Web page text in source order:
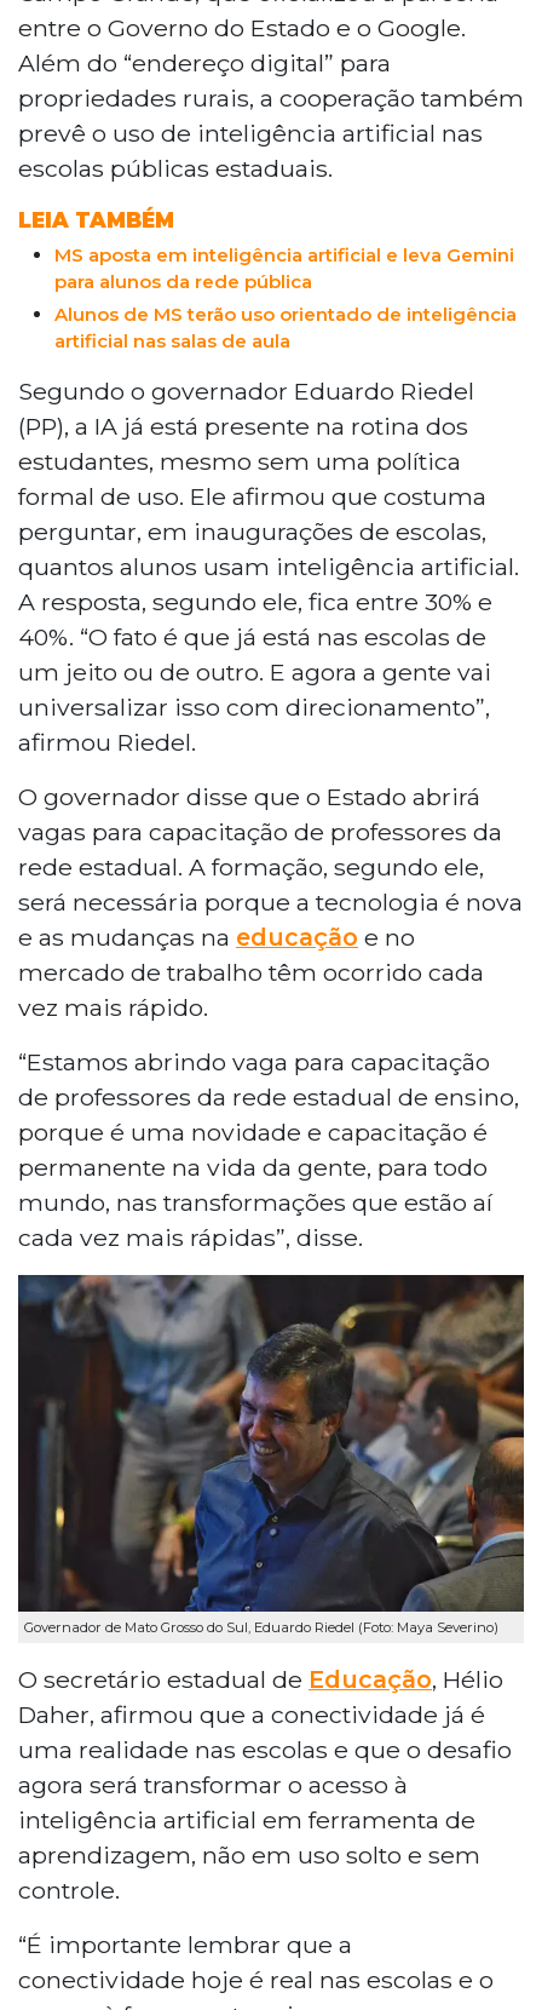
IA será usada de forma orientada pelos
professores, não livremente pelos alunos,
e o celular poderá ser utilizado nesse
contexto. O Estado abrirá vagas para
capacitar docentes. O Google garantiu
que os dados dos alunos são protegidos
conforme a legislação brasileira.
entre o Governo do Estado e o Google.
Além do “endereço digital” para
propriedades rurais, a cooperação também
prevê o uso de inteligência artificial nas
escolas públicas estaduais.
LEIA TAMBÉM
MS aposta em inteligência artificial e leva Gemini
para alunos da rede pública
Alunos de MS terão uso orientado de inteligência
artificial nas salas de aula
Segundo o governador Eduardo Riedel
(PP), a IA já está presente na rotina dos
estudantes, mesmo sem uma política
formal de uso. Ele afirmou que costuma
perguntar, em inaugurações de escolas,
quantos alunos usam inteligência artificial.
A resposta, segundo ele, fica entre 30% e
40%. “O fato é que já está nas escolas de
um jeito ou de outro. E agora a gente vai
universalizar isso com direcionamento”,
afirmou Riedel.
O governador disse que o Estado abrirá
vagas para capacitação de professores da
rede estadual. A formação, segundo ele,
será necessária porque a tecnologia é nova
e as mudanças na educação e no
mercado de trabalho têm ocorrido cada
vez mais rápido.
“Estamos abrindo vaga para capacitação
de professores da rede estadual de ensino,
porque é uma novidade e capacitação é
permanente na vida da gente, para todo
mundo, nas transformações que estão aí
cada vez mais rápidas”, disse.
Governador de Mato Grosso do Sul, Eduardo Riedel (Foto: Maya Severino)
O secretário estadual de Educação, Hélio
Daher, afirmou que a conectividade já é
uma realidade nas escolas e que o desafio
agora será transformar o acesso à
inteligência artificial em ferramenta de
aprendizagem, não em uso solto e sem
controle.
“É importante lembrar que a
conectividade hoje é real nas escolas e o